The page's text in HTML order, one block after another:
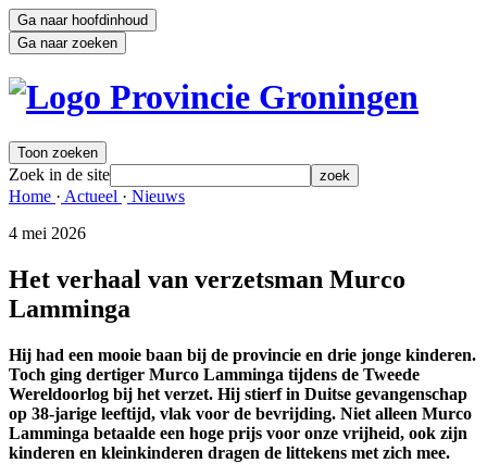
Ga naar hoofdinhoud
Ga naar zoeken
Toon zoeken
Zoek in de site zoek
Home · Actueel · Nieuws
4 mei 2026
Het verhaal van verzetsman Murco
Lamminga
Hij had een mooie baan bij de provincie en drie jonge kinderen.
Toch ging dertiger Murco Lamminga tijdens de Tweede
Wereldoorlog bij het verzet. Hij stierf in Duitse gevangenschap
op 38-jarige leeftijd, vlak voor de bevrijding. Niet alleen Murco
Lamminga betaalde een hoge prijs voor onze vrijheid, ook zijn
kinderen en kleinkinderen dragen de littekens met zich mee.